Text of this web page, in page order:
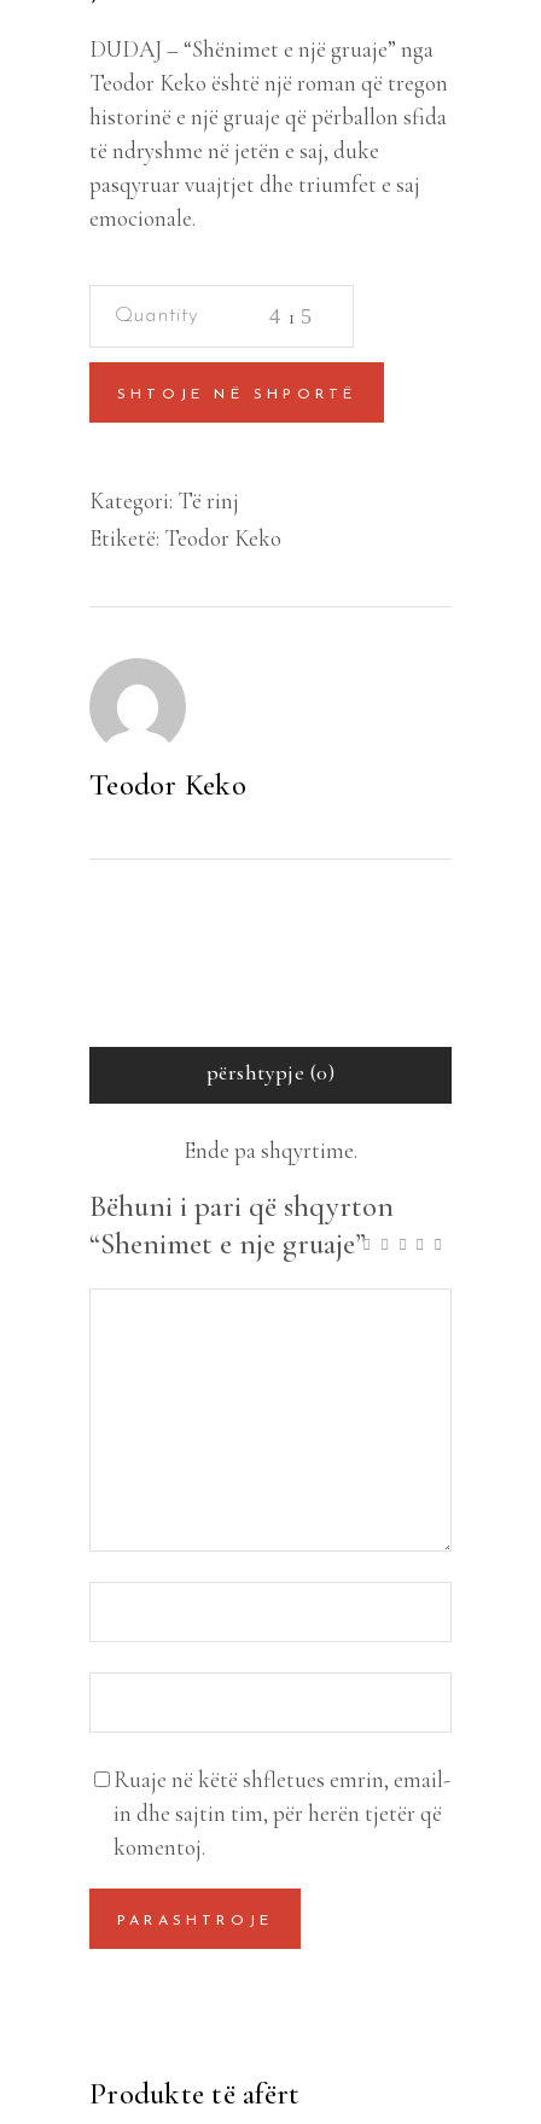
DUDAJ – “Shënimet e një gruaje” nga
Teodor Keko është një roman që tregon
historinë e një gruaje që përballon sfida
të ndryshme në jetën e saj, duke
pasqyruar vuajtjet dhe triumfet e saj
emocionale.
nje
gruaje
SHTOJE NË SHPORTË
Kategori: Të rinj
Etiketë: Teodor Keko
Teodor Keko
përshtypje (0)
Ende pa shqyrtime.
Bëhuni i pari që shqyrton
“Shenimet e nje gruaje”
Ruaje në këtë shfletues emrin, email-
in dhe sajtin tim, për herën tjetër që
komentoj.
Produkte të afërt